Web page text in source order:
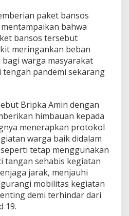
paket bansos
bahwa
bansos tersebut
meringankan beban
warga masyarakat
pandemi sekarang
Bripka Amin dengan
himbauan kepada
menerapkan protokol
warga baik didalam
tetap menggunakan
tangan sehabis kegiatan
jarak, menjauhi
mobilitas kegiatan
demi terhindar dari
19.